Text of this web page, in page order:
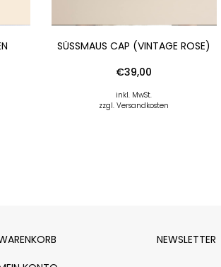
SÜSSMAUS CAP (VINTAGE ROSE)
€39,00
inkl. MwSt.
zzgl. Versandkosten
NEWSLETTER